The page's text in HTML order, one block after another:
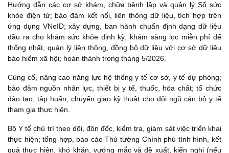
Hướng dẫn các cơ sở khám, chữa bệnh lập và quản lý Sổ sức
khỏe điện tử; bảo đảm kết nối, liên thông dữ liệu, tích hợp trên
ứng dụng VNeID; xây dựng, ban hành chuẩn định dạng dữ liệu
đầu ra cho khám sức khỏe định kỳ, khám sàng lọc miễn phí để
thống nhất, quản lý liên thông, đồng bộ dữ liệu với cơ sở dữ liệu
bảo hiểm xã hội; hoàn thành trong tháng 5/2026.
Củng cố, nâng cao năng lực hệ thống y tế cơ sở, y tế dự phòng;
bảo đảm nguồn nhân lực, thiết bị y tế, thuốc, hóa chất; tổ chức
đào tạo, tập huấn, chuyển giao kỹ thuật cho đội ngũ cán bộ y tế
tham gia thực hiện.
Bộ Y tế chủ trì theo dõi, đôn đốc, kiểm tra, giám sát việc triển khai
thực hiện; tổng hợp, báo cáo Thủ tướng Chính phủ tình hình, kết
quả thực hiện, khó khăn, vướng mắc và đề xuất, kiến nghị (nếu